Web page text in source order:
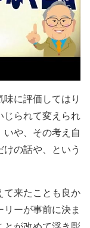
に評価してはり
じられて変えられ
や、その考え自
の話や、という
来たことも良か
ーが事前に決ま